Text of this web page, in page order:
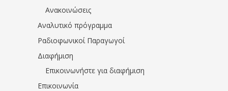
Ανακοινώσεις
Αναλυτικό πρόγραμμα
Ραδιοφωνικοί Παραγωγοί
Διαφήμιση
Επικοινωνήστε για διαφήμιση
Επικοινωνία